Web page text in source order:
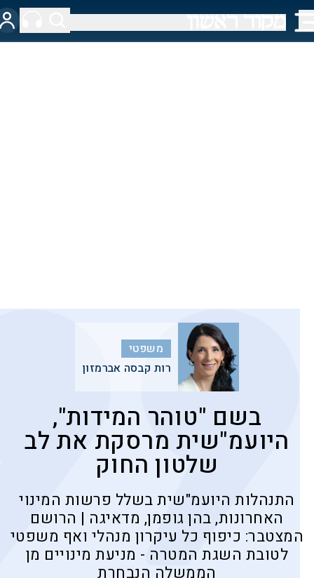
משפטי
רות קבסה אברמזון
בשם "טוהר המידות",
היועמ"שית מרסקת את לב
שלטון החוק
התנהלות היועמ"שית בשלל פרשות המינוי
האחרונות, בהן גופמן, מדאיגה | הרושם
המצטבר: כיפוף כל עיקרון מנהלי ואף משפטי
לטובת השגת המטרה - מניעת מינויים מן
הממשלה הנבחרת